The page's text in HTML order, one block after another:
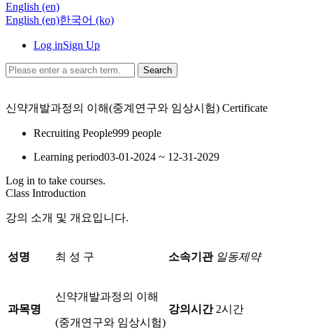
English ‎(en)‎
English ‎(en)‎한국어 ‎(ko)‎
Log inSign Up
Search
신약개발과정의 이해(중계연구와 임상시험) Certificate
Recruiting People999 people
Learning period03-01-2024 ~ 12-31-2029
Log in to take courses.
Class Introduction
강의 소개 및 개요입니다.
성명 최 성 구 소속기관 일동제약
과목명
신약개발과정의 이해
(중개연구와 임상시험)
강의시간 2시간